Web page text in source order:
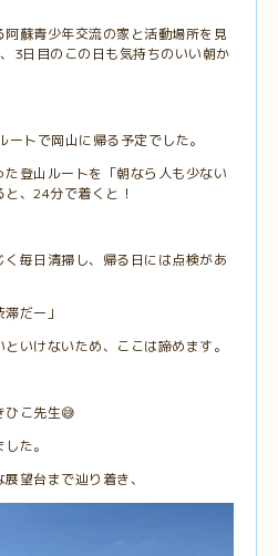
蘇青少年交流の家と活動場所を見
3日目のこの日も気持ちのいい朝か
トで岡山に帰る予定でした。
登山ルートを「朝なら人も少ない
、24分で着くと！
毎日清掃し、帰る日には点検があ
だー」
いけないため、ここは諦めます。
ひこ先生😅
た。
望台まで辿り着き、